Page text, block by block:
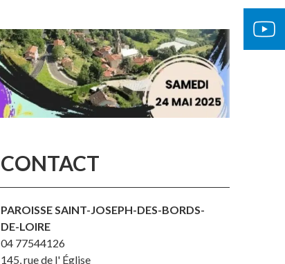
CONTACT
PAROISSE SAINT-JOSEPH-DES-BORDS-
DE-LOIRE
04 77544126
145, rue de l' Église